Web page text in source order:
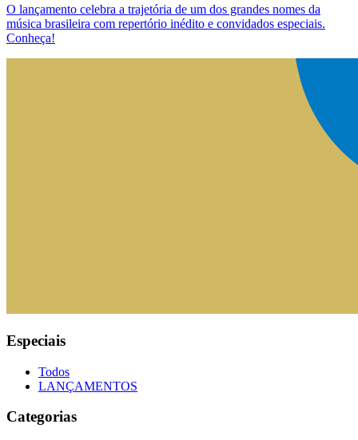
O lançamento celebra a trajetória de um dos grandes nomes da
música brasileira com repertório inédito e convidados especiais.
Conheça!
Especiais
Todos
LANÇAMENTOS
Categorias